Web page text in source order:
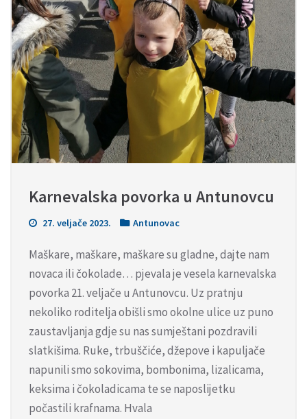
Karnevalska povorka u Antunovcu
27. veljače 2023. Antunovac
Maškare, maškare, maškare su gladne, dajte nam
novaca ili čokolade… pjevala je vesela karnevalska
povorka 21. veljače u Antunovcu. Uz pratnju
nekoliko roditelja obišli smo okolne ulice uz puno
zaustavljanja gdje su nas sumještani pozdravili
slatkišima. Ruke, trbuščiće, džepove i kapuljače
napunili smo sokovima, bombonima, lizalicama,
keksima i čokoladicama te se naposlijetku
počastili krafnama. Hvala